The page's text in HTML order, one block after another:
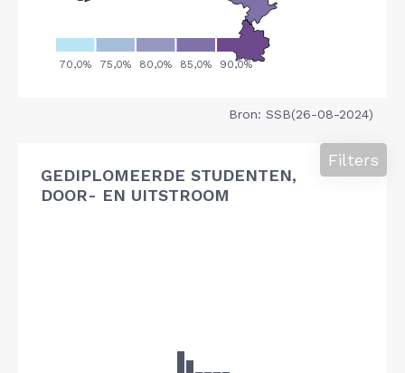
Bron: SSB(26-08-2024)
GEDIPLOMEERDE STUDENTEN,
DOOR- EN UITSTROOM
Filters